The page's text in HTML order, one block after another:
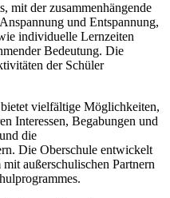
mit der zusammenhängende
und Entspannung,
individuelle Lernzeiten
Bedeutung. Die
der Schüler
vielfältige Möglichkeiten,
Interessen, Begabungen und
die
Die Oberschule entwickelt
außerschulischen Partnern